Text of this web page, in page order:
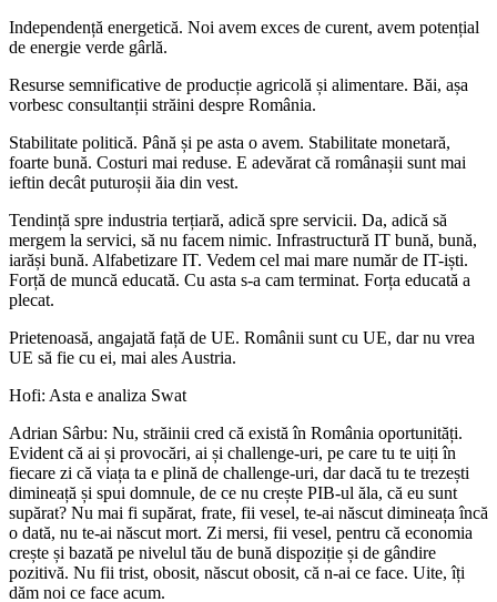
Independență energetică. Noi avem exces de curent, avem potențial
de energie verde gârlă.
Resurse semnificative de producție agricolă și alimentare. Băi, așa
vorbesc consultanții străini despre România.
Stabilitate politică. Până și pe asta o avem. Stabilitate monetară,
foarte bună. Costuri mai reduse. E adevărat că românașii sunt mai
ieftin decât puturoșii ăia din vest.
Tendință spre industria terțiară, adică spre servicii. Da, adică să
mergem la servici, să nu facem nimic. Infrastructură IT bună, bună,
iarăși bună. Alfabetizare IT. Vedem cel mai mare număr de IT-iști.
Forță de muncă educată. Cu asta s-a cam terminat. Forța educată a
plecat.
Prietenoasă, angajată față de UE. Românii sunt cu UE, dar nu vrea
UE să fie cu ei, mai ales Austria.
Hofi: Asta e analiza Swat
Adrian Sârbu: Nu, străinii cred că există în România oportunități.
Evident că ai și provocări, ai și challenge-uri, pe care tu te uiți în
fiecare zi că viața ta e plină de challenge-uri, dar dacă tu te trezești
dimineață și spui domnule, de ce nu crește PIB-ul ăla, că eu sunt
supărat? Nu mai fi supărat, frate, fii vesel, te-ai născut dimineața încă
o dată, nu te-ai născut mort. Zi mersi, fii vesel, pentru că economia
crește și bazată pe nivelul tău de bună dispoziție și de gândire
pozitivă. Nu fii trist, obosit, născut obosit, că n-ai ce face. Uite, îți
dăm noi ce face acum.